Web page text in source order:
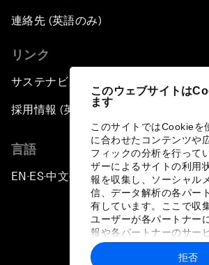
このウェブサイトは
ます
このサイトではCookieを
に合わせたコンテンツや
フィックの分析を行って
ザーによるサイトの利用
報を収集し、ソーシャル
信、データ解析の各パー
有しています。ここで収
ユーザーが各パートナー
報や各パートナーのサー
に収集された情報と組み
トナーによって使用され
拒否
連絡先 (英語のみ)
リンク
サステナビリティへの取り組み
採用情報 (英語のみ)
言語
EN ▪ES▪中文▪ 日本語